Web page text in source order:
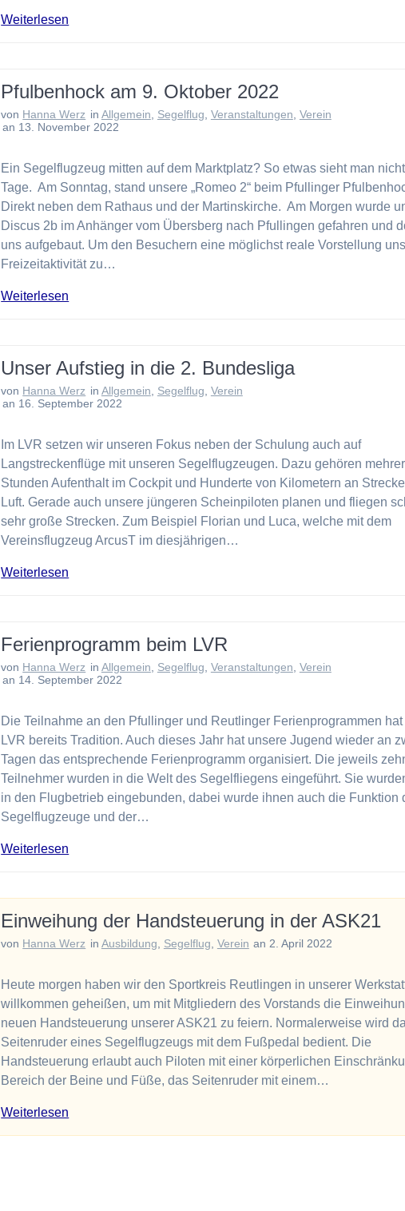
Weiterlesen
Pfulbenhock am 9. Oktober 2022
von Hanna Werz in Allgemein, Segelflug, Veranstaltungen, Verein
an 13. November 2022
Ein Segelflugzeug mitten auf dem Marktplatz? So etwas sieht man
Tage. Am Sonntag, stand unsere „Romeo 2“ beim Pfullinger
Direkt neben dem Rathaus und der Martinskirche. Am Morgen wurde
Discus 2b im Anhänger vom Übersberg nach Pfullingen gefahren und
uns aufgebaut. Um den Besuchern eine möglichst reale Vorstellung
Freizeitaktivität zu…
Weiterlesen
Unser Aufstieg in die 2. Bundesliga
von Hanna Werz in Allgemein, Segelflug, Verein
an 16. September 2022
Im LVR setzen wir unseren Fokus neben der Schulung auch auf
Langstreckenflüge mit unseren Segelflugzeugen. Dazu gehören
Stunden Aufenthalt im Cockpit und Hunderte von Kilometern an
Luft. Gerade auch unsere jüngeren Scheinpiloten planen und fliegen
sehr große Strecken. Zum Beispiel Florian und Luca, welche mit dem
Vereinsflugzeug ArcusT im diesjährigen…
Weiterlesen
Ferienprogramm beim LVR
von Hanna Werz in Allgemein, Segelflug, Veranstaltungen, Verein
an 14. September 2022
Die Teilnahme an den Pfullinger und Reutlinger Ferienprogrammen
LVR bereits Tradition. Auch dieses Jahr hat unsere Jugend wieder an
Tagen das entsprechende Ferienprogramm organisiert. Die jeweils
Teilnehmer wurden in die Welt des Segelfliegens eingeführt. Sie
in den Flugbetrieb eingebunden, dabei wurde ihnen auch die Funktion
Segelflugzeuge und der…
Weiterlesen
Einweihung der Handsteuerung in der ASK21
von Hanna Werz in Ausbildung, Segelflug, Verein an 2. April 2022
Heute morgen haben wir den Sportkreis Reutlingen in unserer
willkommen geheißen, um mit Mitgliedern des Vorstands die
neuen Handsteuerung unserer ASK21 zu feiern. Normalerweise wird
Seitenruder eines Segelflugzeugs mit dem Fußpedal bedient. Die
Handsteuerung erlaubt auch Piloten mit einer körperlichen
Bereich der Beine und Füße, das Seitenruder mit einem…
Weiterlesen